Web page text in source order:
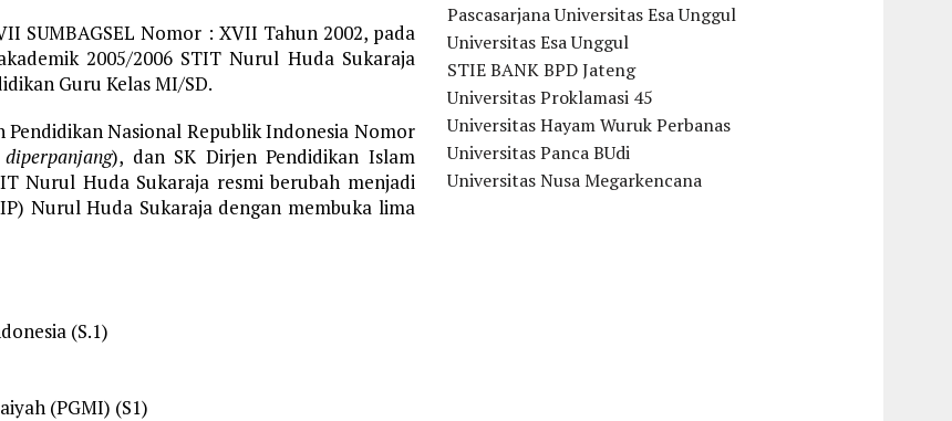
SUMBAGSEL Nomor : XVII Tahun 2002, pada
2005/2006 STIT Nurul Huda Sukaraja
Guru Kelas MI/SD.
Nasional Republik Indonesia Nomor
), dan SK Dirjen Pendidikan Islam
Nurul Huda Sukaraja resmi berubah menjadi
Nurul Huda Sukaraja dengan membuka lima
(S.1)
(PGMI) (S1)
Pascasarjana Universitas Esa Unggul
Universitas Esa Unggul
STIE BANK BPD Jateng
Universitas Proklamasi 45
Universitas Hayam Wuruk Perbanas
Universitas Panca BUdi
Universitas Nusa Megarkencana